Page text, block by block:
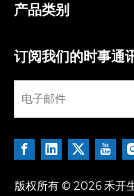
产品类别
订阅我们的时事通
版权所有 © 2026 禾开